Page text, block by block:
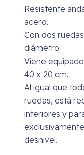
Resistente
acero.
Con dos
diámetro.
Viene
40 x 20 cm.
Al igual que
ruedas, está
interiores y
desnivel.